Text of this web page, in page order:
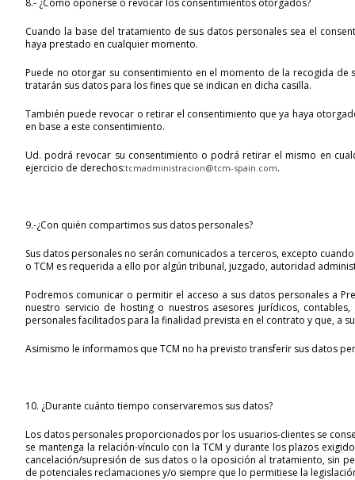
8.- ¿Cómo oponerse o revocar los consentimientos otorgados?
Cuando la base del tratamiento de sus datos personales sea el
haya prestado en cualquier momento.
Puede no otorgar su consentimiento en el momento de la recogida
tratarán sus datos para los fines que se indican en dicha casilla.
También puede revocar o retirar el consentimiento que ya haya
en base a este consentimiento.
Ud. podrá revocar su consentimiento o podrá retirar el mismo en
ejercicio de derechos:tcmadministracion@tcm-spain.com.
9.-¿Con quién compartimos sus datos personales?
Sus datos personales no serán comunicados a terceros, excepto
o TCM es requerida a ello por algún tribunal, juzgado, autoridad
Podremos comunicar o permitir el acceso a sus datos personales a
nuestro servicio de hosting o nuestros asesores jurídicos,
personales facilitados para la finalidad prevista en el contrato y que, a
Asimismo le informamos que TCM no ha previsto transferir sus datos
10. ¿Durante cuánto tiempo conservaremos sus datos?
Los datos personales proporcionados por los usuarios-clientes se
se mantenga la relación-vínculo con la TCM y durante los plazos
cancelación/supresión de sus datos o la oposición al tratamiento, sin
de potenciales reclamaciones y/o siempre que lo permitiese la